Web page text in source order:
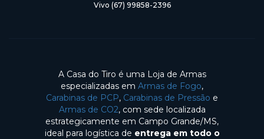
Vivo (67) 99858-2396
A Casa do Tiro é uma Loja de Armas
especializadas em Armas de Fogo,
Carabinas de PCP, Carabinas de Pressão e
Armas de CO2, com sede localizada
estrategicamente em Campo Grande/MS,
ideal para logística de entrega em todo o